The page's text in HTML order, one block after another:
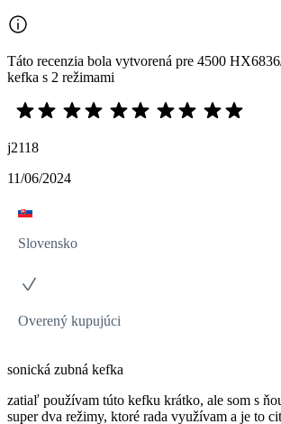
Táto recenzia bola vytvorená pre 4500
kefka s 2 režimami
j2118
11/06/2024
Slovensko
Overený kupujúci
sonická zubná kefka
zatiaľ používam túto kefku krátko, ale som s
super dva režimy, ktoré rada využívam a je to